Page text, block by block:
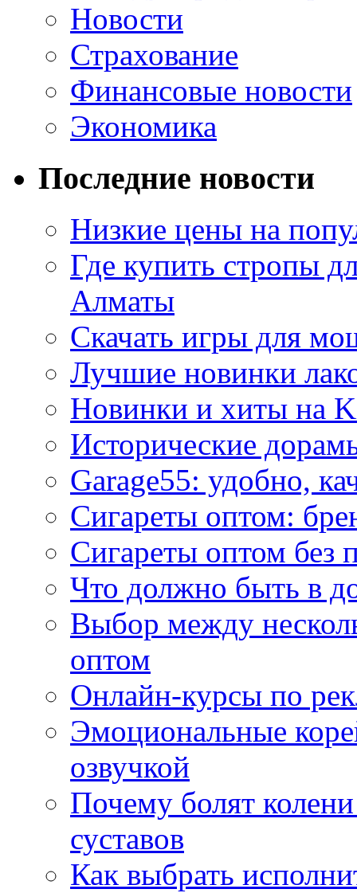
Новости
Страхование
Финансовые новости
Экономика
Последние новости
Низкие цены на
Где купить стропы
Алматы
Скачать игры для
Лучшие новинки
Новинки и хиты на
Исторические
Garage55: удобно,
Сигареты оптом:
Сигареты оптом без
Что должно быть в
Выбор между
оптом
Онлайн-курсы по
Эмоциональные
озвучкой
Почему болят
суставов
Как выбрать